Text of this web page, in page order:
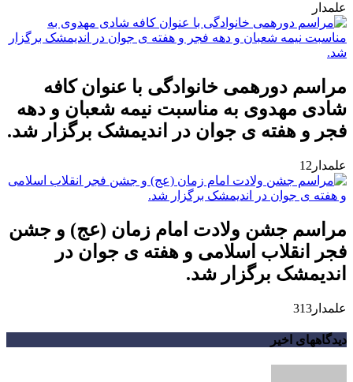
علمدار
مراسم دورهمی خانوادگی با عنوان کافه
شادی مهدوی به مناسبت نیمه شعبان و دهه
فجر و هفته ی جوان در اندیمشک برگزار شد.
علمدار12
مراسم جشن ولادت امام زمان (عج) و جشن
فجر انقلاب اسلامی و هفته ی جوان در
اندیمشک برگزار شد.
علمدار313
دیدگاههای اخیر